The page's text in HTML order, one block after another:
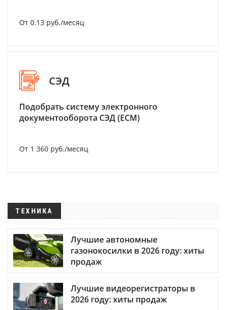
От 0.13 руб./месяц
СЭД
Подобрать систему электронного
документооборота СЭД (ECM)
От 1 360 руб./месяц
ТЕХНИКА
Лучшие автономные
газонокосилки в 2026 году: хиты
продаж
Лучшие видеорегистраторы в
2026 году: хиты продаж